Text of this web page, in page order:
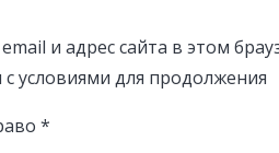
и адрес сайта в этом
условиями для продолжения
*